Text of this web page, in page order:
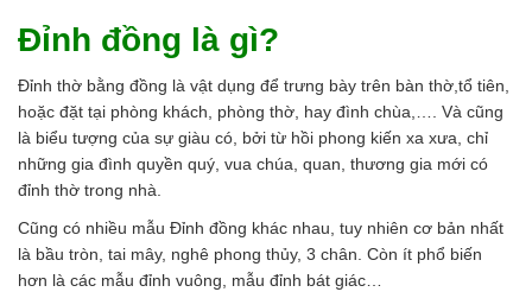
Đỉnh đồng là gì?
Đỉnh thờ bằng đồng là vật dụng để trưng bày trên bàn thờ,tổ tiên,
hoặc đặt tại phòng khách, phòng thờ, hay đình chùa,…. Và cũng
là biểu tượng của sự giàu có, bởi từ hồi phong kiến xa xưa, chỉ
những gia đình quyền quý, vua chúa, quan, thương gia mới có
đỉnh thờ trong nhà.
Cũng có nhiều mẫu Đỉnh đồng khác nhau, tuy nhiên cơ bản nhất
là bầu tròn, tai mây, nghê phong thủy, 3 chân. Còn ít phổ biến
hơn là các mẫu đỉnh vuông, mẫu đỉnh bát giác…